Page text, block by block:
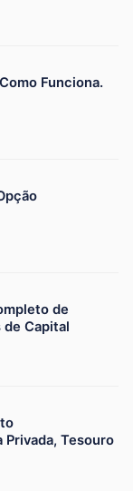
Funciona.
de
de Capital
Tesouro